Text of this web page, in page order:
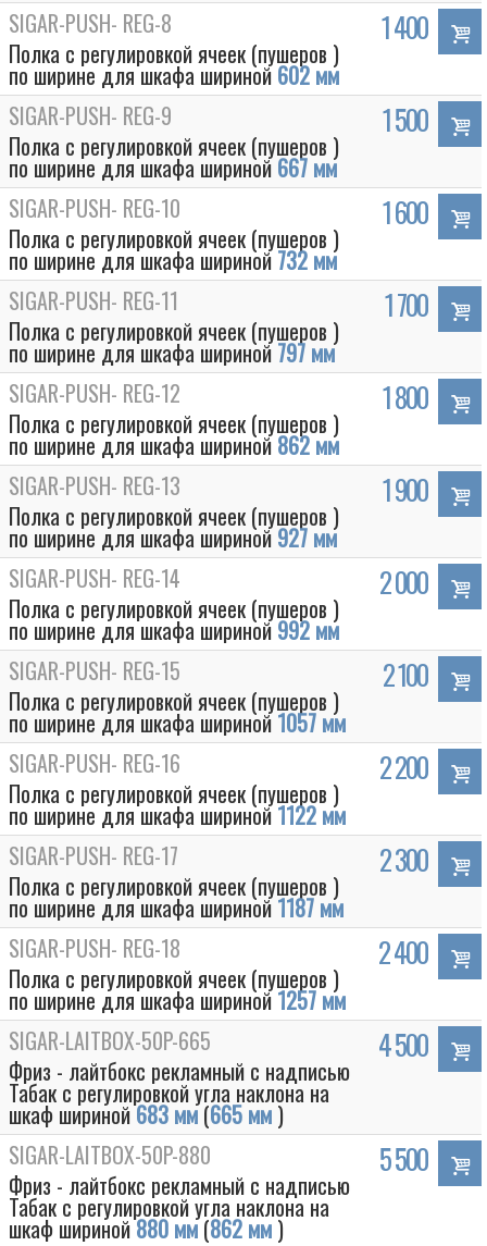
SIGAR-PUSH- REG-8
Полка с регулировкой ячеек (пушеров )
по ширине для шкафа шириной602 мм
1 400
SIGAR-PUSH- REG-9
Полка с регулировкой ячеек (пушеров )
по ширине для шкафа шириной667 мм
1 500
SIGAR-PUSH- REG-10
Полка с регулировкой ячеек (пушеров )
по ширине для шкафа шириной732 мм
1 600
SIGAR-PUSH- REG-11
Полка с регулировкой ячеек (пушеров )
по ширине для шкафа шириной797 мм
1 700
SIGAR-PUSH- REG-12
Полка с регулировкой ячеек (пушеров )
по ширине для шкафа шириной862 мм
1 800
SIGAR-PUSH- REG-13
Полка с регулировкой ячеек (пушеров )
по ширине для шкафа шириной927 мм
1 900
SIGAR-PUSH- REG-14
Полка с регулировкой ячеек (пушеров )
по ширине для шкафа шириной992 мм
2 000
SIGAR-PUSH- REG-15
Полка с регулировкой ячеек (пушеров )
по ширине для шкафа шириной1057 мм
2 100
SIGAR-PUSH- REG-16
Полка с регулировкой ячеек (пушеров )
по ширине для шкафа шириной1122 мм
2 200
SIGAR-PUSH- REG-17
Полка с регулировкой ячеек (пушеров )
по ширине для шкафа шириной1187 мм
2 300
SIGAR-PUSH- REG-18
Полка с регулировкой ячеек (пушеров )
по ширине для шкафа шириной1257 мм
2 400
SIGAR-LAITBOX-50P-665
Фриз - лайтбокс рекламный с надписью
Табак с регулировкой угла наклона на
шкаф шириной683 мм(665 мм )
4 500
SIGAR-LAITBOX-50P-880
Фриз - лайтбокс рекламный с надписью
Табак с регулировкой угла наклона на
шкаф шириной880 мм(862 мм )
5 500